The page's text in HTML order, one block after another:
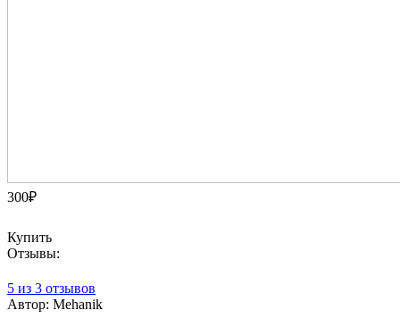
300₽
Купить
Отзывы:
5 из 3 отзывов
Автор: Mehanik